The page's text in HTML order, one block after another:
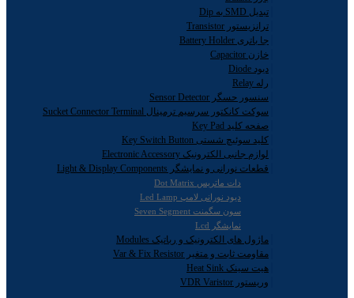
تبدیل SMD به Dip
ترانزیستور Transistor
جا باتری Battery Holder
خازن Capacitor
دیود Diode
رله Relay
سنسور حسگر Sensor Detector
سوکت کانکتور سرسیم ترمینال Sucket Connector Terminal
صفحه کلید Key Pad
کلید سوئیچ شستی Key Switch Button
لوازم جانبی الکترونیک Electronic Accessory
قطعات نورانی و نمایشگر Light & Display Components
دات ماتریس Dot Matrix
دیود نورانی لامپ Led Lamp
سون سگمنت Seven Segment
نمایشگر Lcd
ماژول های الکترونیک و رباتیک Modules
مقاومت ثابت و متغیر Var & Fix Resistor
هیت سینک Heat Sink
وریستور VDR Varistor